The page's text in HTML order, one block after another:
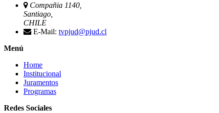
Compañia 1140,
Santiago,
CHILE
E-Mail: tvpjud@pjud.cl
Menú
Home
Institucional
Juramentos
Programas
Redes Sociales